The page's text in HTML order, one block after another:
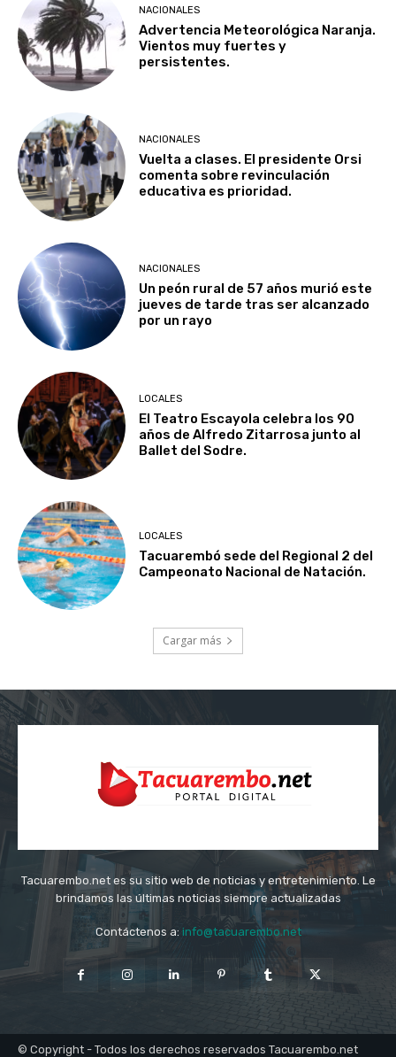
NACIONALES
Advertencia Meteorológica Naranja.
Vientos muy fuertes y
persistentes.
NACIONALES
Vuelta a clases. El presidente Orsi
comenta sobre revinculación
educativa es prioridad.
NACIONALES
Un peón rural de 57 años murió este
jueves de tarde tras ser alcanzado
por un rayo
LOCALES
El Teatro Escayola celebra los 90
años de Alfredo Zitarrosa junto al
Ballet del Sodre.
LOCALES
Tacuarembó sede del Regional 2 del
Campeonato Nacional de Natación.
Cargar más
Tacuarembo.net es su sitio web de noticias y entretenimiento. Le
brindamos las últimas noticias siempre actualizadas
Contáctenos a: info@tacuarembo.net
© Copyright - Todos los derechos reservados Tacuarembo.net